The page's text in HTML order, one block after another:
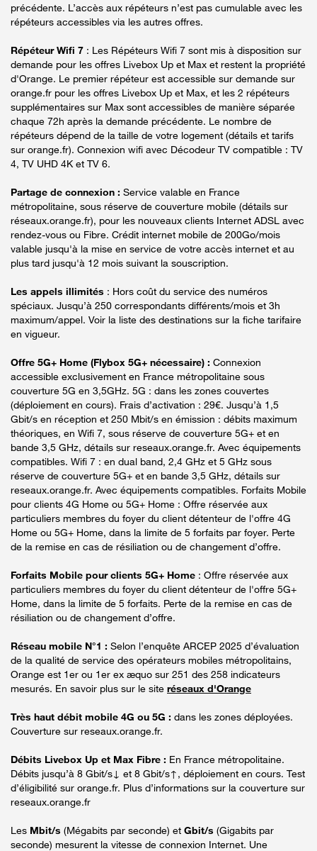
précédente. L’accès aux répéteurs n’est pas cumulable avec les
répéteurs accessibles via les autres offres.
Répéteur Wifi 7 : Les Répéteurs Wifi 7 sont mis à disposition sur
demande pour les offres Livebox Up et Max et restent la propriété
d'Orange. Le premier répéteur est accessible sur demande sur
orange.fr pour les offres Livebox Up et Max, et les 2 répéteurs
supplémentaires sur Max sont accessibles de manière séparée
chaque 72h après la demande précédente. Le nombre de
répéteurs dépend de la taille de votre logement (détails et tarifs
sur orange.fr). Connexion wifi avec Décodeur TV compatible : TV
4, TV UHD 4K et TV 6.
Partage de connexion : Service valable en France
métropolitaine, sous réserve de couverture mobile (détails sur
réseaux.orange.fr), pour les nouveaux clients Internet ADSL avec
rendez-vous ou Fibre. Crédit internet mobile de 200Go/mois
valable jusqu'à la mise en service de votre accès internet et au
plus tard jusqu'à 12 mois suivant la souscription.
Les appels illimités : Hors coût du service des numéros
spéciaux. Jusqu’à 250 correspondants différents/mois et 3h
maximum/appel. Voir la liste des destinations sur la fiche tarifaire
en vigueur.
Offre 5G+ Home (Flybox 5G+ nécessaire) : Connexion
accessible exclusivement en France métropolitaine sous
couverture 5G en 3,5GHz. 5G : dans les zones couvertes
(déploiement en cours). Frais d’activation : 29€. Jusqu’à 1,5
Gbit/s en réception et 250 Mbit/s en émission : débits maximum
théoriques, en Wifi 7, sous réserve de couverture 5G+ et en
bande 3,5 GHz, détails sur reseaux.orange.fr. Avec équipements
compatibles. Wifi 7 : en dual band, 2,4 GHz et 5 GHz sous
réserve de couverture 5G+ et en bande 3,5 GHz, détails sur
reseaux.orange.fr. Avec équipements compatibles. Forfaits Mobile
pour clients 4G Home ou 5G+ Home : Offre réservée aux
particuliers membres du foyer du client détenteur de l'offre 4G
Home ou 5G+ Home, dans la limite de 5 forfaits par foyer. Perte
de la remise en cas de résiliation ou de changement d’offre.
Forfaits Mobile pour clients 5G+ Home : Offre réservée aux
particuliers membres du foyer du client détenteur de l'offre 5G+
Home, dans la limite de 5 forfaits. Perte de la remise en cas de
résiliation ou de changement d’offre.
Réseau mobile N°1 : Selon l’enquête ARCEP 2025 d’évaluation
de la qualité de service des opérateurs mobiles métropolitains,
Orange est 1er ou 1er ex æquo sur 251 des 258 indicateurs
mesurés. En savoir plus sur le site réseaux d'Orange
Très haut débit mobile 4G ou 5G : dans les zones déployées.
Couverture sur reseaux.orange.fr.
Débits Livebox Up et Max Fibre : En France métropolitaine.
Débits jusqu’à 8 Gbit/s↓ et 8 Gbit/s↑, déploiement en cours. Test
d’éligibilité sur orange.fr. Plus d’informations sur la couverture sur
reseaux.orange.fr
Les Mbit/s (Mégabits par seconde) et Gbit/s (Gigabits par
seconde) mesurent la vitesse de connexion Internet. Une